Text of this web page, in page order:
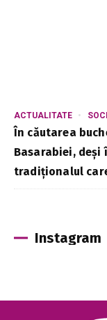
ACTUALITATE
În căutarea
Basarabiei,
tradiționalul
Instagram